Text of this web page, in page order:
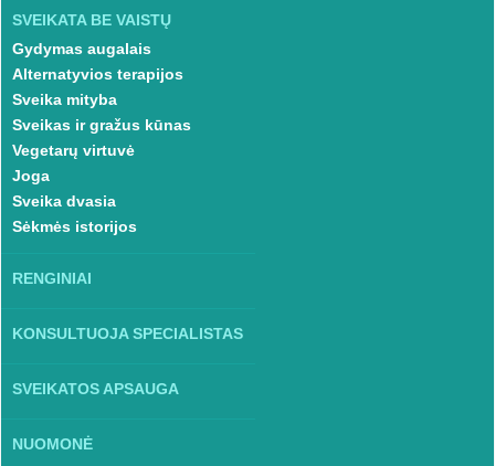
SVEIKATA BE VAISTŲ
Gydymas augalais
Alternatyvios terapijos
Sveika mityba
Sveikas ir gražus kūnas
Vegetarų virtuvė
Joga
Sveika dvasia
Sėkmės istorijos
RENGINIAI
KONSULTUOJA SPECIALISTAS
SVEIKATOS APSAUGA
NUOMONĖ